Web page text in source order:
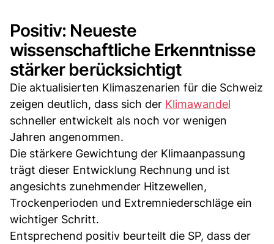
Positiv: Neueste
wissenschaftliche Erkenntnisse
stärker berücksichtigt
Die aktualisierten Klimaszenarien für die Schweiz
zeigen deutlich, dass sich der Klimawandel
schneller entwickelt als noch vor wenigen
Jahren angenommen.
Die stärkere Gewichtung der Klimaanpassung
trägt dieser Entwicklung Rechnung und ist
angesichts zunehmender Hitzewellen,
Trockenperioden und Extremniederschläge ein
wichtiger Schritt.
Entsprechend positiv beurteilt die SP, dass der